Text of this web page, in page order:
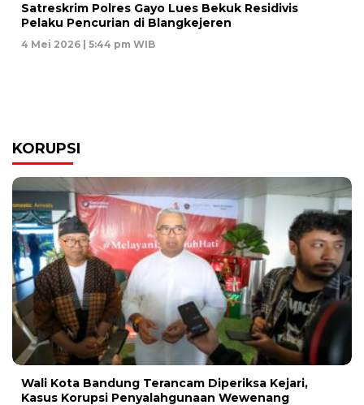
Satreskrim Polres Gayo Lues Bekuk Residivis
Pelaku Pencurian di Blangkejeren
4 Mei 2026 | 5:44 pm WIB
KORUPSI
Wali Kota Bandung Terancam Diperiksa Kejari,
Kasus Korupsi Penyalahgunaan Wewenang